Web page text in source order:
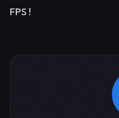
FPS !